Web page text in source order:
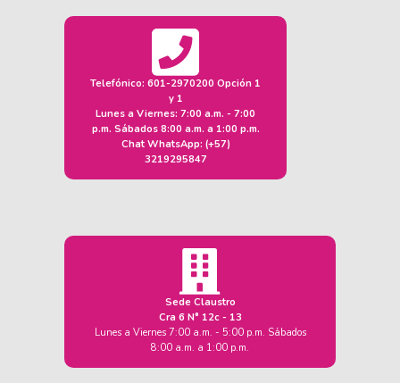
Telefónico: 601-2970200 Opción 1
y 1
Lunes a Viernes: 7:00 a.m. - 7:00
p.m. Sábados 8:00 a.m. a 1:00 p.m.
Chat WhatsApp: (+57)
3219295847
Sede Claustro
Cra 6 N° 12c - 13
Lunes a Viernes 7:00 a.m. - 5:00 p.m. Sábados
8:00 a.m. a 1:00 p.m.